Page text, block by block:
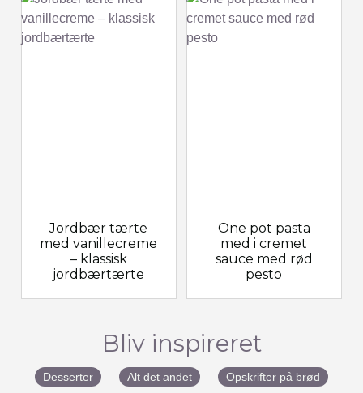
Jordbær tærte
med vanillecreme
– klassisk
jordbærtærte
One pot pasta
med i cremet
sauce med rød
pesto
Bliv inspireret
Desserter Alt det andet
Opskrifter på brød